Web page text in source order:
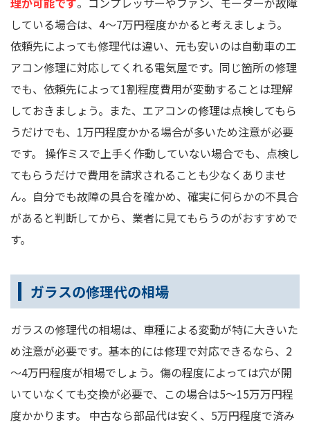
している場合は、4～7万円程度かかると考えましょう。
依頼先によっても修理代は違い、元も安いのは自動車のエ
アコン修理に対応してくれる電気屋です。同じ箇所の修理
でも、依頼先によって1割程度費用が変動することは理解
しておきましょう。また、エアコンの修理は点検してもら
うだけでも、1万円程度かかる場合が多いため注意が必要
です。 操作ミスで上手く作動していない場合でも、点検し
てもらうだけで費用を請求されることも少なくありませ
ん。自分でも故障の具合を確かめ、確実に何らかの不具合
があると判断してから、業者に見てもらうのがおすすめで
す。
ガラスの修理代の相場
ガラスの修理代の相場は、車種による変動が特に大きいた
め注意が必要です。基本的には修理で対応できるなら、2
～4万円程度が相場でしょう。傷の程度によっては穴が開
いていなくても交換が必要で、この場合は5～15万万円程
度かかります。 中古なら部品代は安く、5万円程度で済み